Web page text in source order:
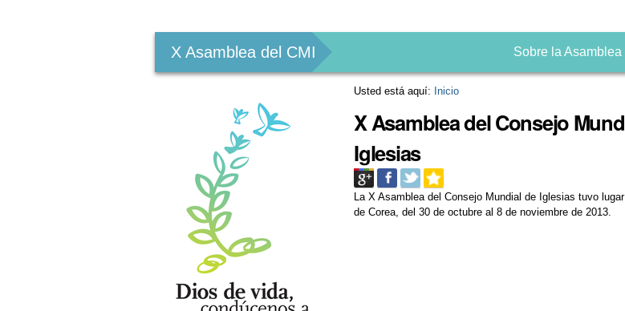
X Asamblea del CMI Sobre la Asamblea
Usted está aquí: Inicio
X Asamblea del Consejo
Iglesias
La X Asamblea del Consejo Mundial de Iglesias tuvo
de Corea, del 30 de octubre al 8 de noviembre de 2013.